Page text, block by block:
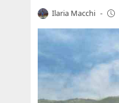
Ilaria Macchi -